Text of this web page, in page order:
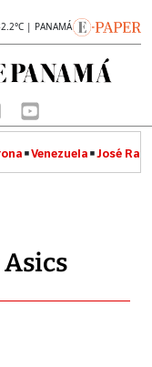
| PANAMÁ
Venezuela José